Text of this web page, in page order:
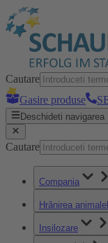
Cautare
Gasire produse
Deschideti navigarea
Cautare
Compania
Hrănirea
Insilozare